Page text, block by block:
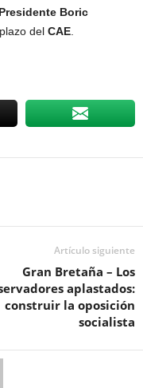
Presidente Boric
del CAE
Artículo siguiente
Gran Bretaña – Los
aplastados:
construir la oposición
socialista